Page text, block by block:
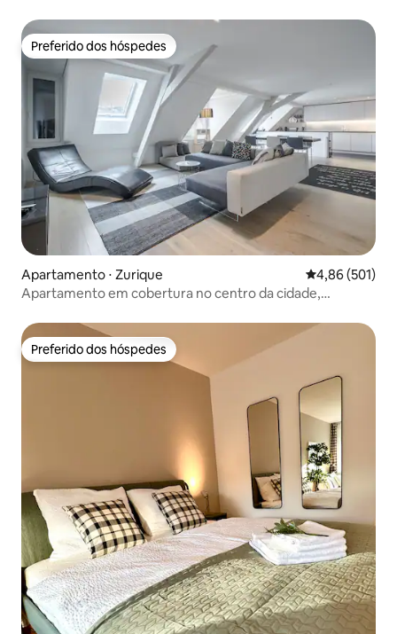
Preferido dos hóspedes
Preferido dos hóspedes
Apartamento ⋅ Zurique 4,86 de uma
4,86 (501)
Apartamento em cobertura no centro da cidade,
Preferido dos hóspedes
Preferido dos hóspedes